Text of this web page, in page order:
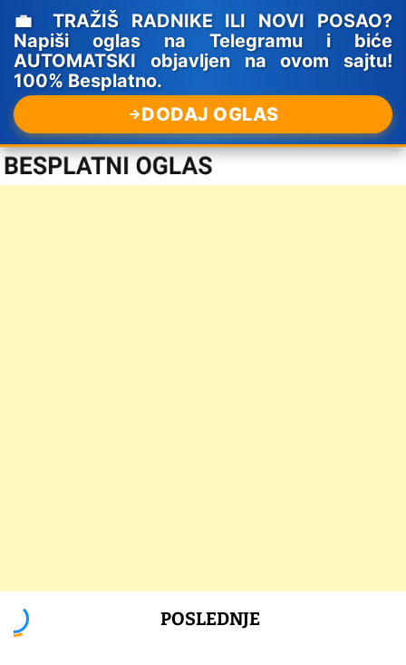
💼 TRAŽIŠ RADNIKE ILI NOVI POSAO?
Napiši oglas na Telegramu i biće
AUTOMATSKI objavljen na ovom sajtu!
100% Besplatno.
DODAJ OGLAS
POSLEDNJE